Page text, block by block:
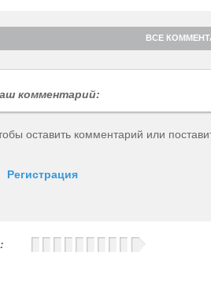
ВСЕ
комментарий:
оставить комментарий или
Регистрация